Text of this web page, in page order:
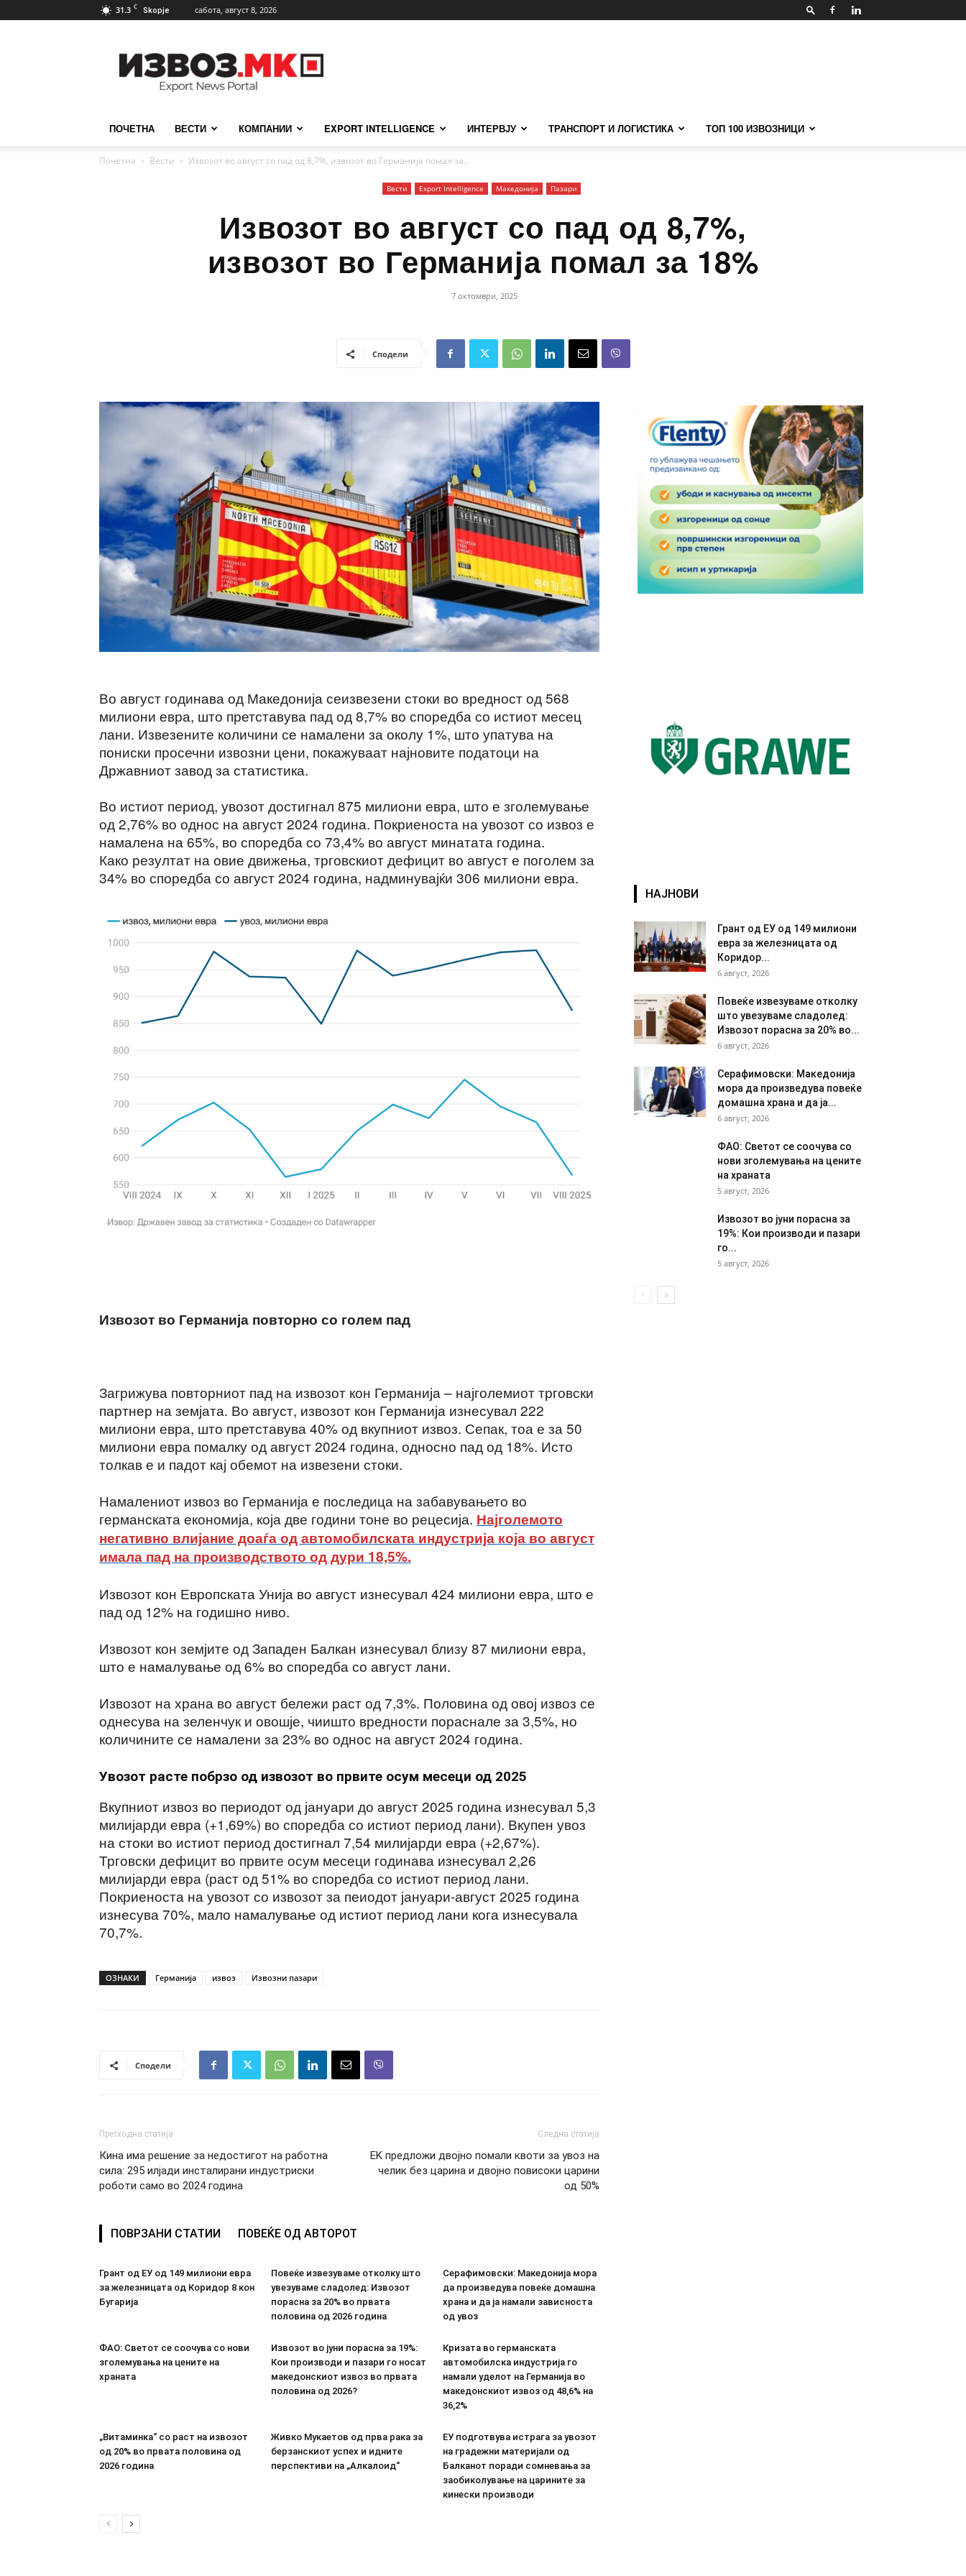
31.3 C Skopje сабота, август 8, 2026
ПОЧЕТНА ВЕСТИ КОМПАНИИ EXPORT INTELLIGENCE ИНТЕРВЈУ ТРАНСПОРТ И ЛОГИСТИКА ТОП 100 ИЗВОЗНИЦИ
Почетна Вести Извозот во август со пад од 8,7%, извозот во Германија помал за...
Вести Еxport Intelligence Македонија Пазари
Извозот во август со пад од 8,7%,
извозот во Германија помал за 18%
7 октомври, 2025
Сподели
Во август годинава од Македонија сеизвезени стоки во вредност од 568
милиони евра, што претставува пад од 8,7% во споредба со истиот месец
лани. Извезените количини се намалени за околу 1%, што упатува на
пониски просечни извозни цени, покажуваат најновите податоци на
Државниот завод за статистика.
Во истиот период, увозот достигнал 875 милиони евра, што е зголемување
од 2,76% во однос на август 2024 година. Покриеноста на увозот со извоз е
намалена на 65%, во споредба со 73,4% во август минатата година.
Како резултат на овие движења, трговскиот дефицит во август е поголем за
34% во споредба со август 2024 година, надминувајќи 306 милиони евра.
Извозот во Германија повторно со голем пад
Загрижува повторниот пад на извозот кон Германија – најголемиот трговски
партнер на земјата. Во август, извозот кон Германија изнесувал 222
милиони евра, што претставува 40% од вкупниот извоз. Сепак, тоа е за 50
милиони евра помалку од август 2024 година, односно пад од 18%. Исто
толкав е и падот кај обемот на извезени стоки.
Намалениот извоз во Германија е последица на забавувањето во
германската економија, која две години тоне во рецесија. Најголемото
негативно влијание доаѓа од автомобилската индустрија која во август
имала пад на производството од дури 18,5%.
Извозот кон Европската Унија во август изнесувал 424 милиони евра, што е
пад од 12% на годишно ниво.
Извозот кон земјите од Западен Балкан изнесувал близу 87 милиони евра,
што е намалување од 6% во споредба со август лани.
Извозот на храна во август бележи раст од 7,3%. Половина од овој извоз се
однесува на зеленчук и овошје, чиишто вредности пораснале за 3,5%, но
количините се намалени за 23% во однос на август 2024 година.
Увозот расте побрзо од извозот во првите осум месеци од 2025
Вкупниот извоз во периодот од јануари до август 2025 година изнесувал 5,3
милијарди евра (+1,69%) во споредба со истиот период лани). Вкупен увоз
на стоки во истиот период достигнал 7,54 милијарди евра (+2,67%).
Трговски дефицит во првите осум месеци годинава изнесувал 2,26
милијарди евра (раст од 51% во споредба со истиот период лани.
Покриеноста на увозот со извозот за пеиодот јануари-август 2025 година
изнесува 70%, мало намалување од истиот период лани кога изнесувала
70,7%.
ОЗНАКИ Германија извоз Извозни пазари
Сподели
Претходна статија
Кина има решение за недостигот на работна
сила: 295 илјади инсталирани индустриски
роботи само во 2024 година
Следна статија
ЕK предложи двојно помали квоти за увоз на
челик без царина и двојно повисоки царини
од 50%
ПОВРЗАНИ СТАТИИ ПОВЕЌЕ ОД АВТОРОТ
Грант од ЕУ од 149 милиони евра
за железницата од Коридор 8 кон
Бугарија
Повеќе извезуваме отколку што
увезуваме сладолед: Извозот
порасна за 20% во првата
половина од 2026 година
Серафимовски: Македонија мора
да произведува повеќе домашна
храна и да ја намали зависноста
од увоз
ФАО: Светот се соочува со нови
зголемувања на цените на
храната
Извозот во јуни порасна за 19%:
Кои производи и пазари го носат
македонскиот извоз во првата
половина од 2026?
Кризата во германската
автомобилска индустрија го
намали уделот на Германија во
македонскиот извоз од 48,6% на
36,2%
„Витаминка“ со раст на извозот
од 20% во првата половина од
2026 година
Живко Мукаетов од прва рака за
берзанскиот успех и идните
перспективи на „Алкалоид“
ЕУ подготвува истрага за увозот
на градежни материјали од
Балканот поради сомневања за
заобиколување на царините за
кинески производи
НАЈНОВИ
Грант од ЕУ од 149 милиони
евра за железницата од
Коридор...
6 август, 2026
Повеќе извезуваме отколку
што увезуваме сладолед:
Извозот порасна за 20% во...
6 август, 2026
Серафимовски: Македонија
мора да произведува повеќе
домашна храна и да ја...
6 август, 2026
ФАО: Светот се соочува со
нови зголемувања на цените
на храната
5 август, 2026
Извозот во јуни порасна за
19%: Кои производи и пазари
го...
5 август, 2026